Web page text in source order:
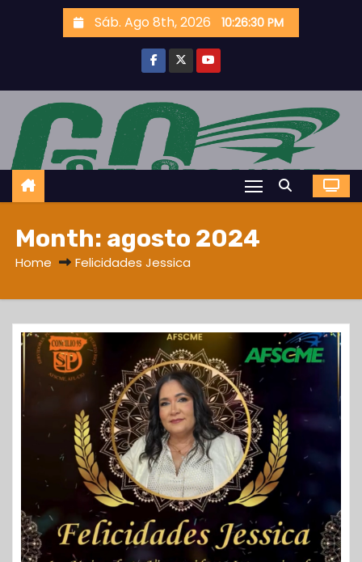
o
Sáb. Ago 8th, 2026 10:26:31 PM
Month: agosto 2024
Home Felicidades Jessica